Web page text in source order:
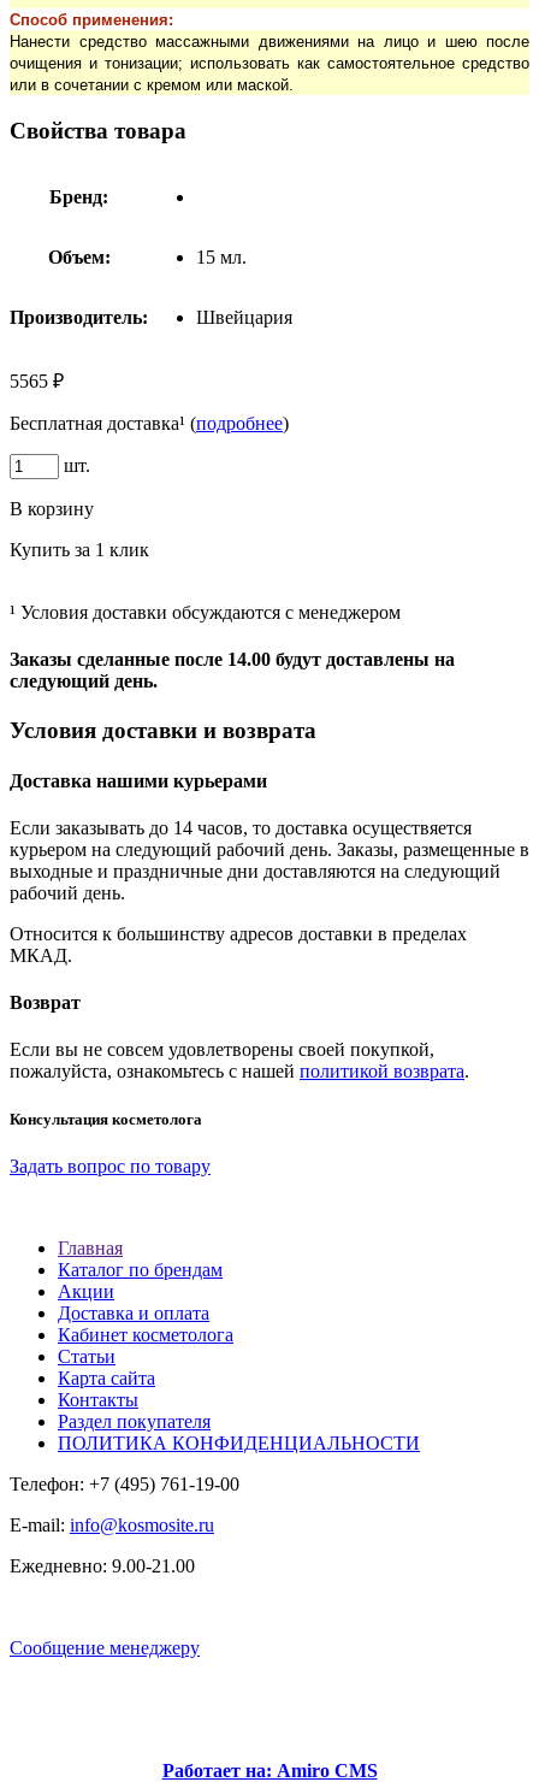
Способ применения:
Нанести средство массажными движениями на лицо и шею после
очищения и тонизации; использовать как самостоятельное средство
или в сочетании с кремом или маской.
Свойства товара
Бренд:
Объем: 15 мл.
Производитель: Швейцария
5565 ₽
Бесплатная доставка¹ (подробнее)
шт.
В корзину
Купить за 1 клик
¹ Условия доставки обсуждаются с менеджером
Заказы сделанные после 14.00 будут доставлены на
следующий день.
Условия доставки и возврата
Доставка нашими курьерами
Если заказывать до 14 часов, то доставка осуществяется
курьером на следующий рабочий день. Заказы, размещенные в
выходные и праздничные дни доставляются на следующий
рабочий день.
Относится к большинству адресов доставки в пределах
МКАД.
Возврат
Если вы не совсем удовлетворены своей покупкой,
пожалуйста, ознакомьтесь с нашей политикой возврата.
Консультация косметолога
Задать вопрос по товару
Главная
Каталог по брендам
Акции
Доставка и оплата
Кабинет косметолога
Статьи
Карта сайта
Контакты
Раздел покупателя
ПОЛИТИКА КОНФИДЕНЦИАЛЬНОСТИ
Телефон: +7 (495) 761-19-00
E-mail: info@kosmosite.ru
Ежедневно: 9.00-21.00
Сообщение менеджеру
Работает на: Amiro CMS